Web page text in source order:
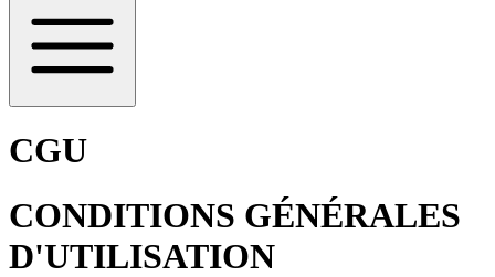
CGU
CONDITIONS GÉNÉRALES
D'UTILISATION